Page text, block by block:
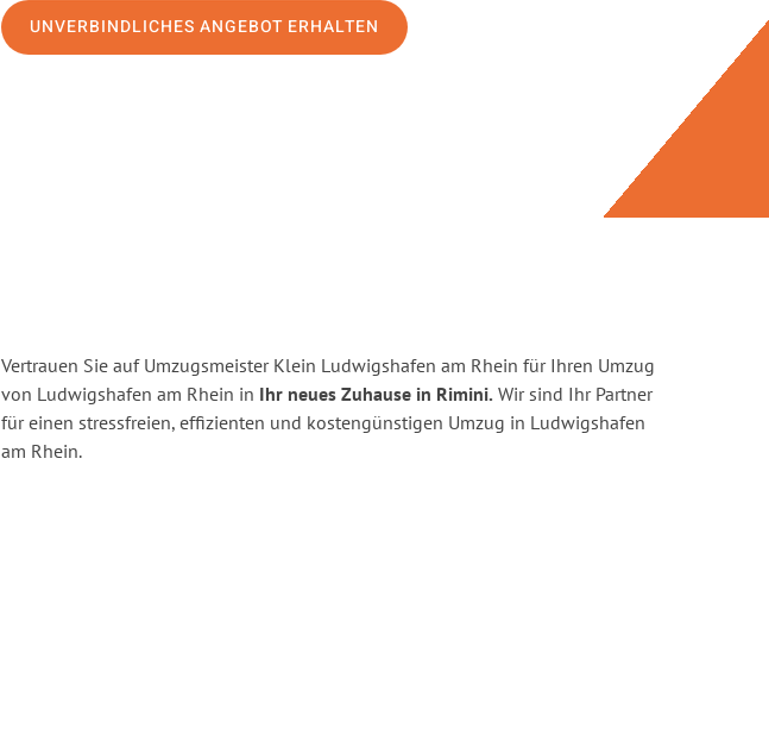
UNVERBINDLICHES ANGEBOT ERHALTEN
Vertrauen Sie auf Umzugsmeister Klein Ludwigshafen am Rhein für Ihren Umzug
von Ludwigshafen am Rhein in Ihr neues Zuhause in Rimini. Wir sind Ihr Partner
für einen stressfreien, effizienten und kostengünstigen Umzug in Ludwigshafen
am Rhein.